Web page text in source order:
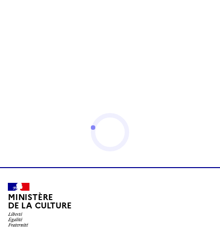
MINISTÈRE
DE LA CULTURE